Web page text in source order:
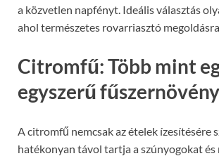
a közvetlen napfényt. Ideális választás
ahol természetes rovarriasztó
Citromfű: Több mint
egyszerű fűszernövény
A citromfű nemcsak az ételek ízesítésére
hatékonyan távol tartja a szúnyogokat